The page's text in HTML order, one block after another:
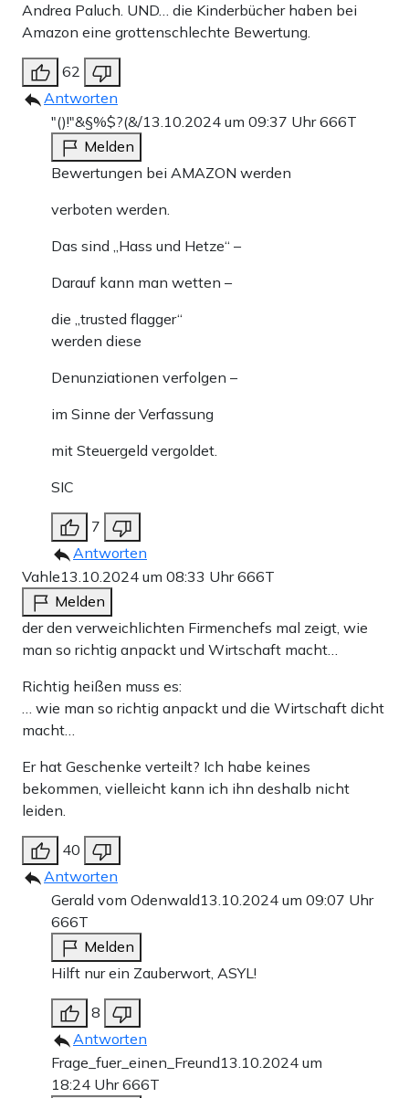
Andrea Paluch. UND… die Kinderbücher haben bei
Amazon eine grottenschlechte Bewertung.
62
Antworten
"()!"&§%$?(&/13.10.2024 um 09:37 Uhr666T
Melden
Bewertungen bei AMAZON werden
verboten werden.
Das sind „Hass und Hetze“ –
Darauf kann man wetten –
die „trusted flagger“
werden diese
Denunziationen verfolgen –
im Sinne der Verfassung
mit Steuergeld vergoldet.
SIC
7
Antworten
Vahle13.10.2024 um 08:33 Uhr666T
Melden
der den verweichlichten Firmenchefs mal zeigt, wie
man so richtig anpackt und Wirtschaft macht…
Richtig heißen muss es:
… wie man so richtig anpackt und die Wirtschaft dicht
macht…
Er hat Geschenke verteilt? Ich habe keines
bekommen, vielleicht kann ich ihn deshalb nicht
leiden.
40
Antworten
Gerald vom Odenwald13.10.2024 um 09:07 Uhr
666T
Melden
Hilft nur ein Zauberwort, ASYL!
8
Antworten
Frage_fuer_einen_Freund13.10.2024 um
18:24 Uhr666T